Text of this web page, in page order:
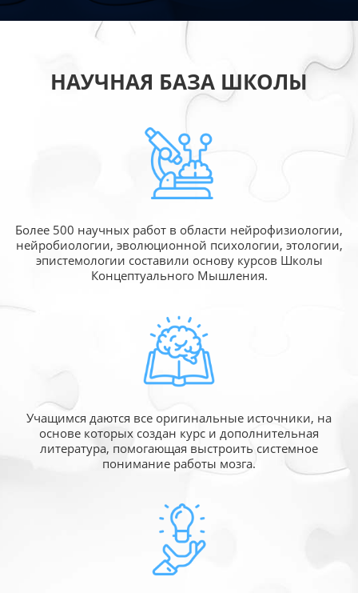
НАУЧНАЯ БАЗА ШКОЛЫ
Более 500 научных работ в области нейрофизиологии,
нейробиологии, эволюционной психологии, этологии,
эпистемологии составили основу курсов Школы
Концептуального Мышления.
Учащимся даются все оригинальные источники, на
основе которых создан курс и дополнительная
литература, помогающая выстроить системное
понимание работы мозга.